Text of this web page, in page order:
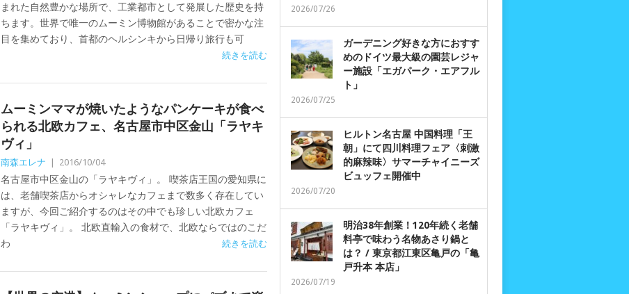
まれた自然豊かな場所で、工業都市として発展した歴史を持
ちます。世界で唯一のムーミン博物館があることで密かな注
目を集めており、首都のヘルシンキから日帰り旅行も可
続きを読む
ムーミンママが焼いたようなパンケーキが食べ
られる北欧カフェ、名古屋市中区金山「ラヤキ
ヴィ」
南森エレナ 2016/10/04
名古屋市中区金山の「ラヤキヴィ」。 喫茶店王国の愛知県に
は、老舗喫茶店からオシャレなカフェまで数多く存在してい
ますが、今回ご紹介するのはその中でも珍しい北欧カフェ
「ラヤキヴィ」。 北欧直輸入の食材で、北欧ならではのこだ
わ
続きを読む
2026/07/26
ガーデニング好きな方におすす
めのドイツ最大級の園芸レジャ
ー施設「エガパーク・エアフル
ト」
2026/07/25
ヒルトン名古屋 中国料理「王
朝」にて四川料理フェア〈刺激
的麻辣味〉サマーチャイニーズ
ビュッフェ開催中
2026/07/20
明治38年創業！120年続く老舗
料亭で味わう名物あさり鍋と
は？ / 東京都江東区亀戸の「亀
戸升本 本店」
2026/07/19